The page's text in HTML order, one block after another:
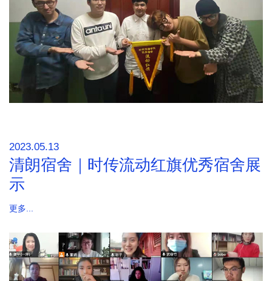
2023.05.13
清朗宿舍｜时传流动红旗优秀宿舍展
示
更多...